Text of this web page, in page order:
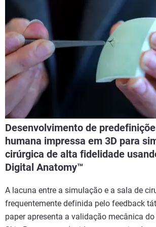
Desenvolvimento de
humana impressa em 3D para
cirúrgica de alta fidelidade
Digital Anatomy™
A lacuna entre a simulação e a sala de
frequentemente definida pelo feedback
paper apresenta a validação mecânica